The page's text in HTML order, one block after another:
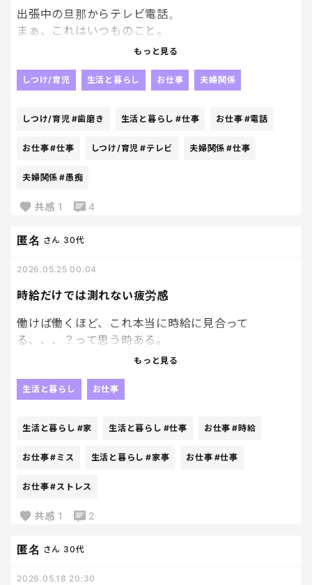
出張中の旦那からテレビ電話。
まぁ、これはいつものこと。
こっちからかけることもあるんだけど、
べろっべろ。
ご紹介いただいたわけだけど、
で、夕飯食べ終わって一息ついてた時。
ほらね、飲み会って
仕事とは思えんよね。
食べたいもの食べて、
しかも座ってりゃ出てきて、
酒飲んで
別に誰の世話する必要もなく、寝られる。
お仕事「は」お疲れ様。
う ざ い。
仕返しとなるは････
もっと見る
しつけ/育児 生活と暮らし お仕事 夫婦関係
しつけ/育児 #歯磨き 生活と暮らし #仕事 お仕事 #電話
お仕事#仕事 しつけ/育児 #テレビ 夫婦関係 #仕事
夫婦関係 #愚痴
共感 1 4
時給だけでは測れない疲労感
匿名 さん 30代
2026.05.25 00:04
働けば働くほど、これ本当に時給に見合って
る、、、？って思う時ある。
気も使う。
ストレス、、
もっと見る
生活と暮らし お仕事
生活と暮らし #家 生活と暮らし #仕事 お仕事 #時給
お仕事#ミス 生活と暮らし #家事 お仕事 #仕事
お仕事#ストレス
共感 1 2
匿名 さん 30代
2026.05.18 20:30